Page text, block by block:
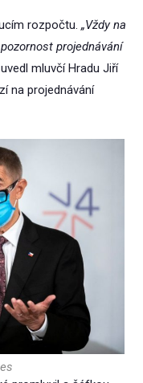
rozpočtu. „Vždy na
projednávání
mluvčí Hradu Jiří
na projednávání